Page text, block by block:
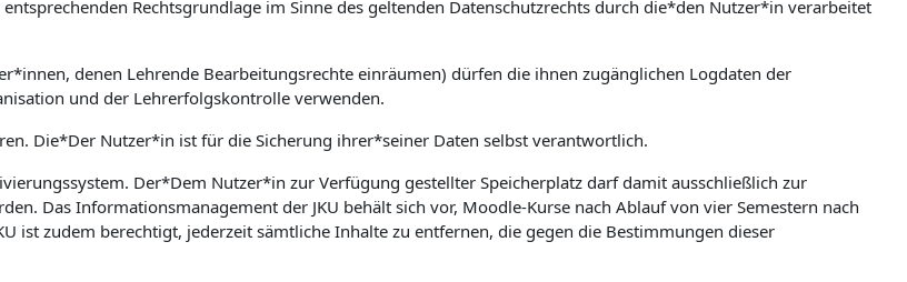
Rechtsgrundlage im Sinne des geltenden Datenschutzrechts durch die*den Nutzer*in verarbeitet
denen Lehrende Bearbeitungsrechte einräumen) dürfen die ihnen zugänglichen Logdaten der
und der Lehrerfolgskontrolle verwenden.
Die*Der Nutzer*in ist für die Sicherung ihrer*seiner Daten selbst verantwortlich.
Der*Dem Nutzer*in zur Verfügung gestellter Speicherplatz darf damit ausschließlich zur
Das Informationsmanagement der JKU behält sich vor, Moodle-Kurse nach Ablauf von vier Semestern nach
ist zudem berechtigt, jederzeit sämtliche Inhalte zu entfernen, die gegen die Bestimmungen dieser